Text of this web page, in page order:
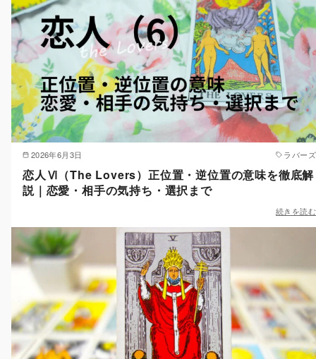
2026年6月3日 ラバーズ
恋人Ⅵ（The Lovers）正位置・逆位置の意味を徹底解
説｜恋愛・相手の気持ち・選択まで
続きを読む